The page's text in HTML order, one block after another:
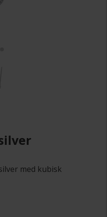
med kubisk